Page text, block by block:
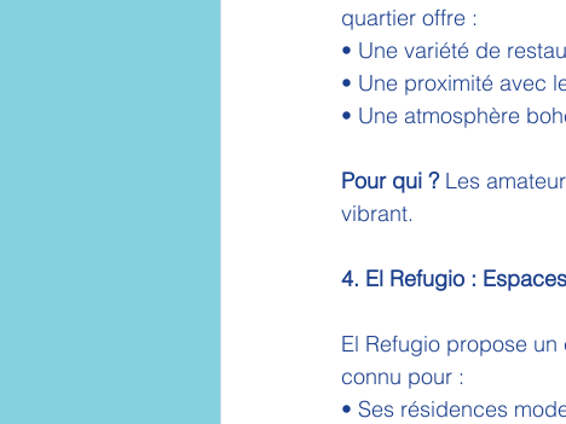
quartier offre :
• Une variété de
• Une proximité avec
• Une atmosphère
Pour qui ? Les
vibrant.
4. El Refugio :
El Refugio propose
connu pour :
• Ses résidences